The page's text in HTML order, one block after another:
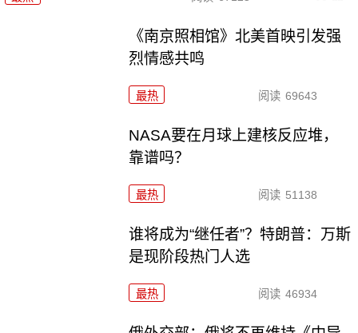
《南京照相馆》北美首映引发强
烈情感共鸣
最热 阅读 69643
NASA要在月球上建核反应堆，
靠谱吗？
最热 阅读 51138
谁将成为“继任者”？特朗普：万斯
是现阶段热门人选
最热 阅读 46934